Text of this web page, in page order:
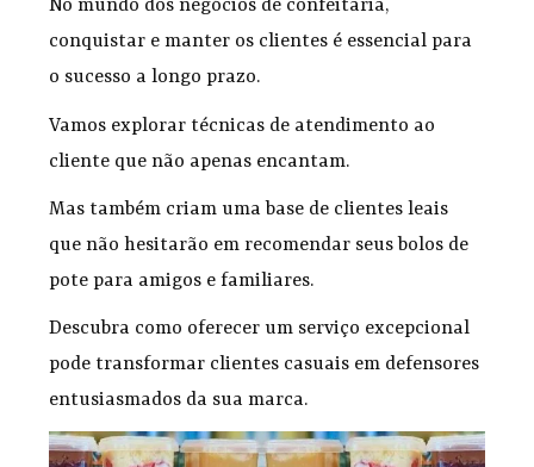
No mundo dos negócios de confeitaria,
conquistar e manter os clientes é essencial para
o sucesso a longo prazo.
Vamos explorar técnicas de atendimento ao
cliente que não apenas encantam.
Mas também criam uma base de clientes leais
que não hesitarão em recomendar seus bolos de
pote para amigos e familiares.
Descubra como oferecer um serviço excepcional
pode transformar clientes casuais em defensores
entusiasmados da sua marca.